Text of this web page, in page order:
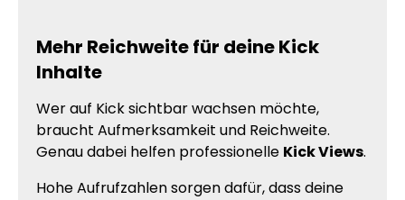
Mehr Reichweite für deine Kick
Inhalte
Wer auf Kick sichtbar wachsen möchte,
braucht Aufmerksamkeit und Reichweite.
Genau dabei helfen professionelle Kick Views.
Hohe Aufrufzahlen sorgen dafür, dass deine